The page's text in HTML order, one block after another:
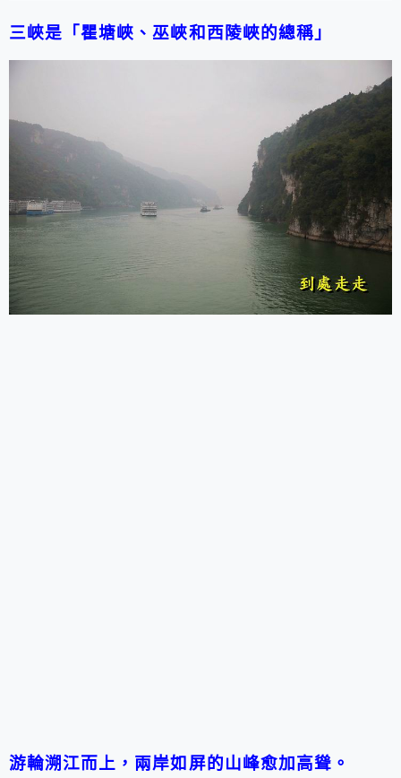
三峽是「瞿塘峽、巫峽和西陵峽的總稱」
游輪溯江而上，兩岸如屏的山峰愈加高聳。